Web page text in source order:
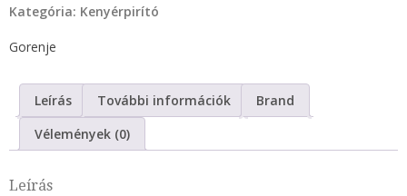
Kategória: Kenyérpirító
Gorenje
Leírás További információk
Brand
Vélemények (0)
Leírás